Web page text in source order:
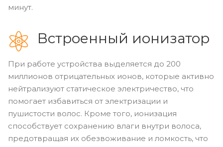
минут.
Встроенный ионизатор
При работе устройства выделяется до 200
миллионов отрицательных ионов, которые активно
нейтрализуют статическое электричество, что
помогает избавиться от электризации и
пушистости волос. Кроме того, ионизация
способствует сохранению влаги внутри волоса,
предотвращая их обезвоживание и ломкость, что